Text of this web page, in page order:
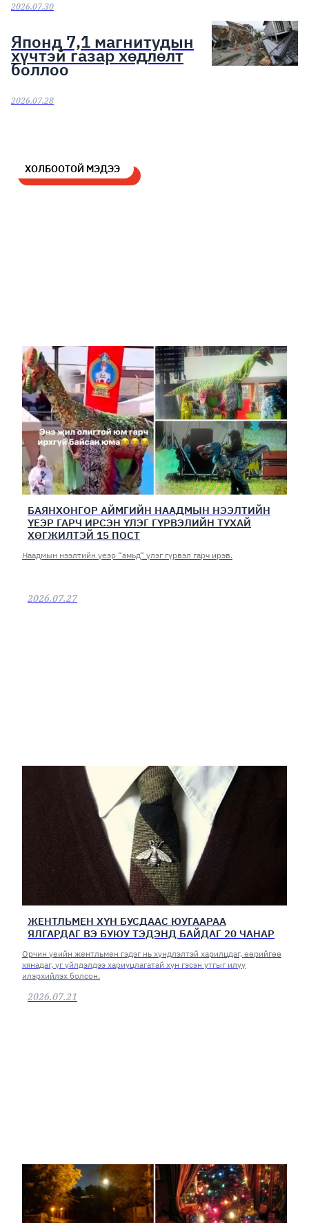
2026.07.30
Японд 7,1 магнитудын
хүчтэй газар хөдлөлт
боллоо
2026.07.28
ХОЛБООТОЙ МЭДЭЭ
БАЯНХОНГОР АЙМГИЙН НААДМЫН НЭЭЛТИЙН
ҮЕЭР ГАРЧ ИРСЭН ҮЛЭГ ГҮРВЭЛИЙН ТУХАЙ
ХӨГЖИЛТЭЙ 15 ПОСТ
Наадмын нээлтийн үеэр “амьд“ үлэг гүрвэл гарч ирэв.
2026.07.27
ЖЕНТЛЬМЕН ХҮН БУСДААС ЮУГААРАА
ЯЛГАРДАГ ВЭ БУЮУ ТЭДЭНД БАЙДАГ 20 ЧАНАР
Орчин үеийн жентльмен гэдэг нь хүндлэлтэй харилцдаг, өөрийгөө
хянадаг, үг үйлдэлдээ хариуцлагатай хүн гэсэн утгыг илүү
илэрхийлэх болсон.
2026.07.21